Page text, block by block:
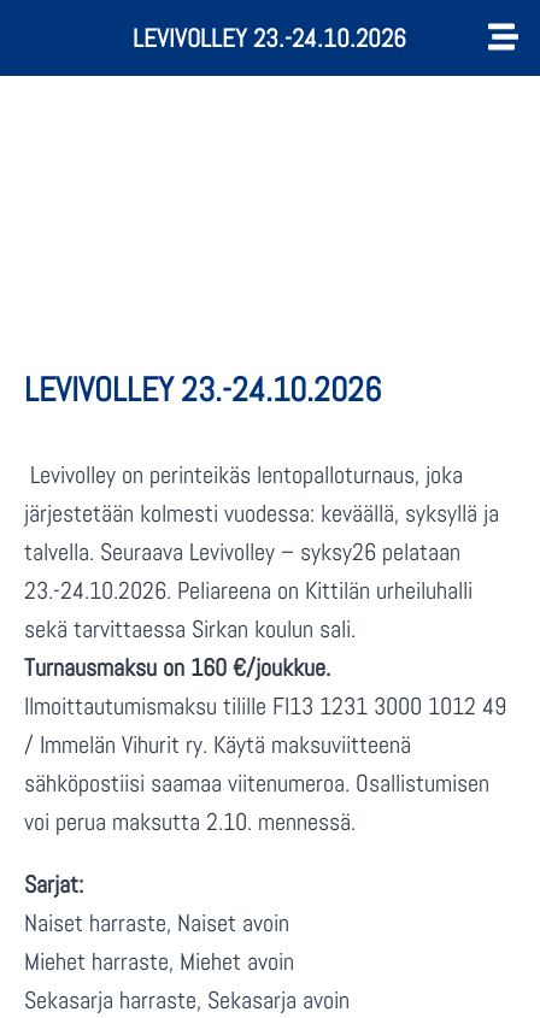
LEVIVOLLEY 23.-24.10.2026
LEVIVOLLEY 23.-24.10.2026
Levivolley on perinteikäs lentopalloturnaus, joka
järjestetään kolmesti vuodessa: keväällä, syksyllä ja
talvella. Seuraava Levivolley – syksy26 pelataan
23.-24.10.2026. Peliareena on Kittilän urheiluhalli
sekä tarvittaessa Sirkan koulun sali.
Turnausmaksu on 160 €/joukkue.
Ilmoittautumismaksu tilille FI13 1231 3000 1012 49
/ Immelän Vihurit ry. Käytä maksuviitteenä
sähköpostiisi saamaa viitenumeroa. Osallistumisen
voi perua maksutta 2.10. mennessä.
Sarjat:
Naiset harraste, Naiset avoin
Miehet harraste, Miehet avoin
Sekasarja harraste, Sekasarja avoin